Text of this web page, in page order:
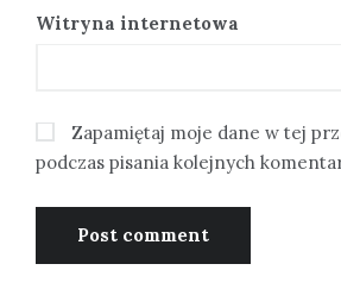
Witryna internetowa
Zapamiętaj moje dane w tej
podczas pisania kolejnych